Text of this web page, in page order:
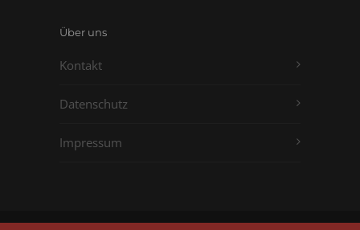
Über uns
Kontakt
Datenschutz
Impressum